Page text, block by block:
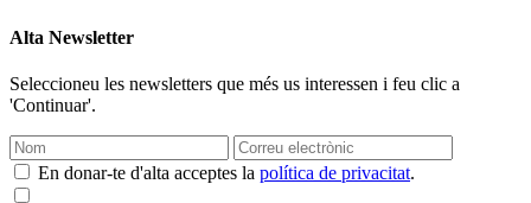
Alta Newsletter
Seleccioneu les newsletters que més us interessen i feu clic a
'Continuar'.
En donar-te d'alta acceptes la política de privacitat.